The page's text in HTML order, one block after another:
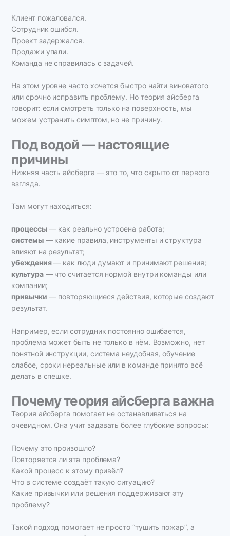
Клиент пожаловался.
Сотрудник ошибся.
Проект задержался.
Продажи упали.
Команда не справилась с задачей.
На этом уровне часто хочется быстро найти виноватого
или срочно исправить проблему. Но теория айсберга
говорит: если смотреть только на поверхность, мы
можем устранить симптом, но не причину.
Под водой — настоящие
причины
Нижняя часть айсберга — это то, что скрыто от первого
взгляда.
Там могут находиться:
процессы— как реально устроена работа;
системы— какие правила, инструменты и структура
влияют на результат;
убеждения— как люди думают и принимают решения;
культура— что считается нормой внутри команды или
компании;
привычки — повторяющиеся действия, которые создают
результат.
Например, если сотрудник постоянно ошибается,
проблема может быть не только в нём. Возможно, нет
понятной инструкции, система неудобная, обучение
слабое, сроки нереальные или в команде принято всё
делать в спешке.
Почему теория айсберга важна
Теория айсберга помогает не останавливаться на
очевидном. Она учит задавать более глубокие вопросы:
Почему это произошло?
Повторяется ли эта проблема?
Какой процесс к этому привёл?
Что в системе создаёт такую ситуацию?
Какие привычки или решения поддерживают эту
проблему?
Такой подход помогает не просто “тушить пожар”, а